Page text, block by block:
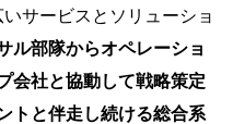
サービスとソリューショ
ル部隊からオペレーショ
会社と協動して戦略策定
トと伴走し続ける総合系